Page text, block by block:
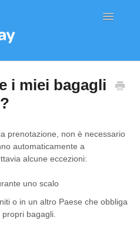
Toggle
i miei bagagli
prenotazione, non è necessario
automaticamente a
alcune eccezioni:
uno scalo
o in un altro Paese che obbliga
bagagli.